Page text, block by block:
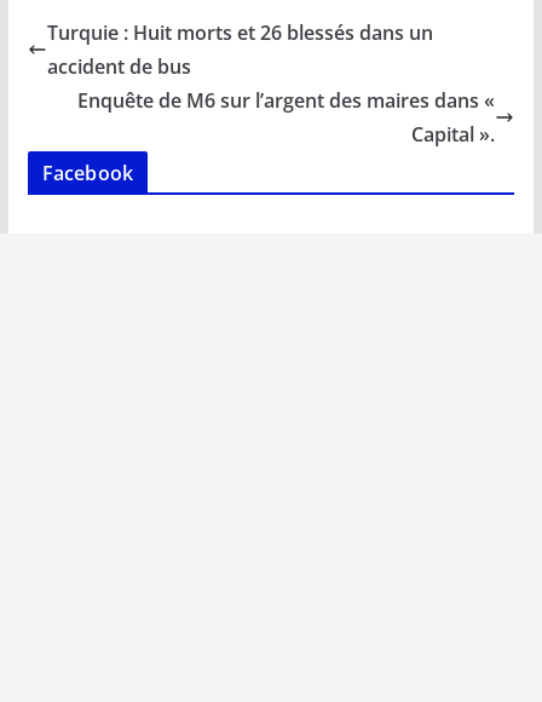
b
o
o
k
l s
p
e
n
y
n
g
Turquie : Huit morts et 26 blessés dans un
accident de bus
Enquête de M6 sur l’argent des maires dans «
Capital ».
Facebook